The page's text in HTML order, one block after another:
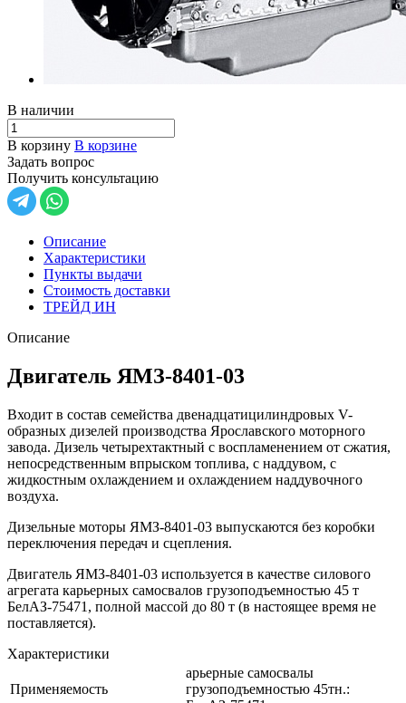
В наличии
В корзину В корзине
Задать вопрос
Получить консультацию
Описание
Характеристики
Пункты выдачи
Стоимость доставки
ТРЕЙД ИН
Описание
Двигатель ЯМЗ-8401-03
Входит в состав семейства двенадцатицилиндровых V-
образных дизелей производства Ярославского моторного
завода. Дизель четырехтактный с воспламенением от сжатия,
непосредственным впрыском топлива, с наддувом, с
жидкостным охлаждением и охлаждением наддувочного
воздуха.
Дизельные моторы ЯМЗ-8401-03 выпускаются без коробки
переключения передач и сцепления.
Двигатель ЯМЗ-8401-03 используется в качестве силового
агрегата карьерных самосвалов грузоподъемностью 45 т
БелАЗ-75471, полной массой до 80 т (в настоящее время не
поставляется).
Характеристики
Применяемость
арьерные самосвалы
грузоподъемностью 45тн.: